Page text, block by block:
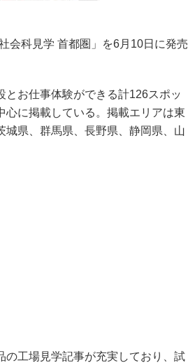
会科見学 首都圏」を6月10日に発売
お仕事体験ができる計126スポッ
心に掲載している。掲載エリアは東
県、群馬県、長野県、静岡県、山
工場見学記事が充実しており、試